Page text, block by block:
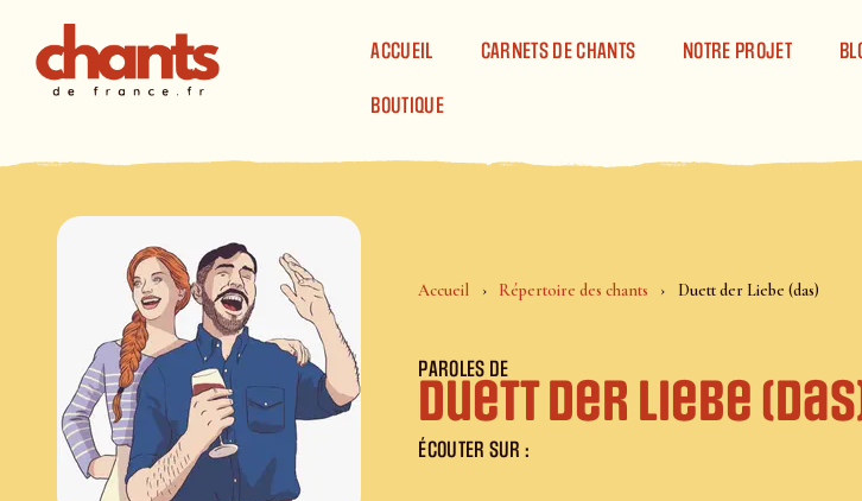
ACCUEIL
CARNETS DE CHANTS NOTRE PROJET
BOUTIQUE
Accueil Répertoire des chants Duett der Liebe (das)
PAROLES DE
Duett der Liebe
ÉCOUTER SUR :